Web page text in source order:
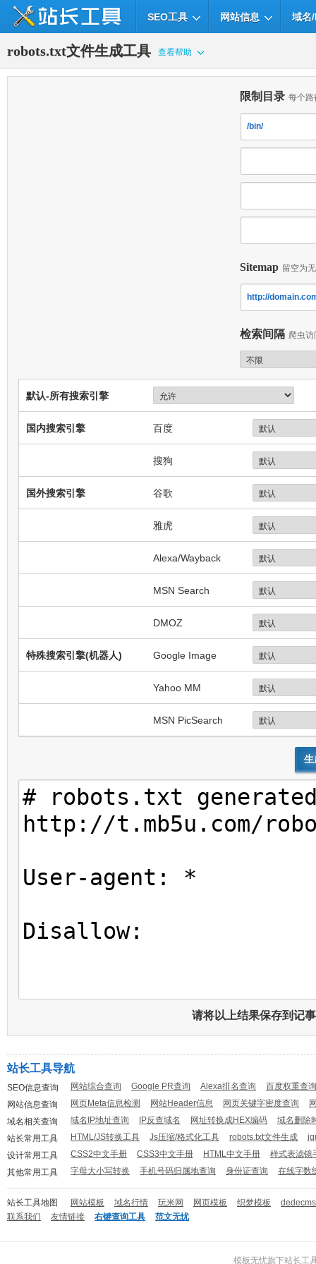
SEO工具 网站信息 域名
robots.txt文件生成工具 查看帮助
限制目录 每个路
Sitemap 留空为
检索间隔 爬虫
默认-所有搜索引擎
国内搜索引擎 百度
搜狗
国外搜索引擎 谷歌
雅虎
Alexa/Wayback
MSN Search
DMOZ
特殊搜索引擎(机器人) Google Image
Yahoo MM
MSN PicSearch
请将以上结果保存到记
站长工具导航
SEO信息查询 网站综合查询 Google PR查询 Alexa排名查询
百度权重查询
网站信息查询
网页Meta信息检测 网站Header信息 网页关键字密度查询
域名相关查询
域名IP地址查询 IP反查域名 网址转换成HEX编码
域名删除
站长常用工具
HTML/JS转换工具 Js压缩/格式化工具 robots.txt文件生成
设计常用工具
CSS2中文手册 CSS3中文手册 HTML中文手册
样式表滤镜
其他常用工具
字母大小写转换 手机号码归属地查询 身份证查询 在线字数
站长工具地图 网站模板 域名行情 玩米网 网页模板 织梦模板
联系我们
友情链接 右键查询工具 范文无忧
模板无忧旗下站长工